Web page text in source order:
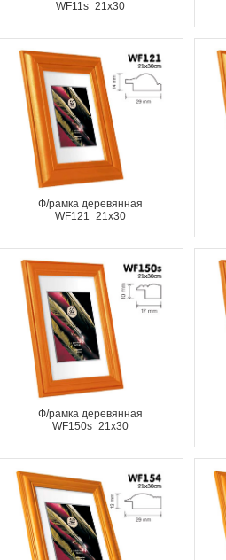
WF11s_21x30
Ф/рамка деревянная
WF121_21x30
Ф/рамка деревянная
WF150s_21x30